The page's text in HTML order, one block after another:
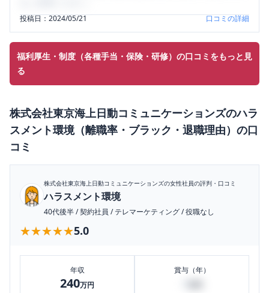
投稿日：2024/05/21 口コミの詳細
福利厚生・制度（各種手当・保険・研修）の口コミをもっと見
る
株式会社東京海上日動コミュニケーションズのハラ
スメント環境（離職率・ブラック・退職理由） の口
コミ
株式会社東京海上日動コミュニケーションズの女性社員の評判・口コミ
ハラスメント環境
40代後半/契約社員 /テレマーケティング/役職なし
★★★★★
★★★★★5.0
年収
240万円
賞与（年）